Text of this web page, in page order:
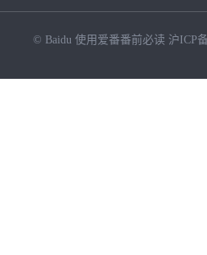
© Baidu 使用爱番番前必读 沪ICP